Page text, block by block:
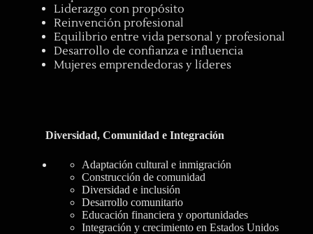
Liderazgo con propósito
Reinvención profesional
Equilibrio entre vida personal y profesional
Desarrollo de confianza e influencia
Mujeres emprendedoras y líderes
Diversidad, Comunidad e Integración
Adaptación cultural e inmigración
Construcción de comunidad
Diversidad e inclusión
Desarrollo comunitario
Educación financiera y oportunidades
Integración y crecimiento en Estados Unidos